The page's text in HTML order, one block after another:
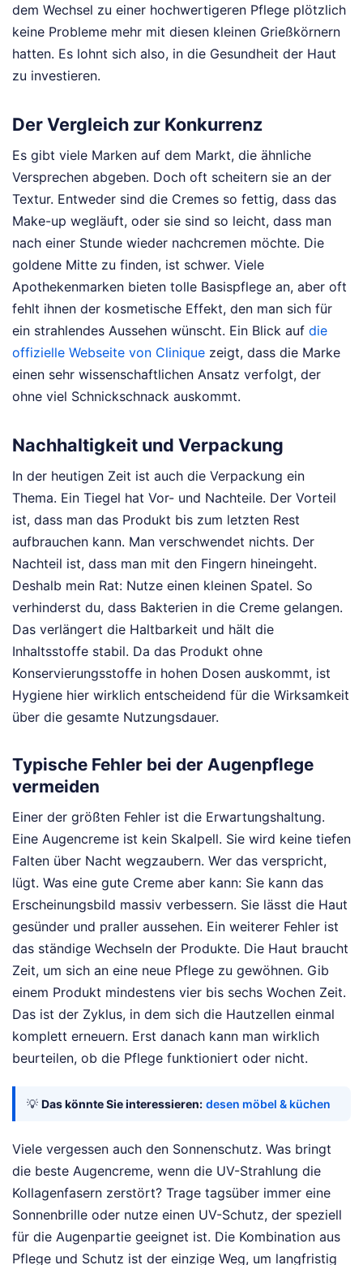
dem Wechsel zu einer hochwertigeren Pflege plötzlich
keine Probleme mehr mit diesen kleinen Grießkörnern
hatten. Es lohnt sich also, in die Gesundheit der Haut
zu investieren.
Der Vergleich zur Konkurrenz
Es gibt viele Marken auf dem Markt, die ähnliche
Versprechen abgeben. Doch oft scheitern sie an der
Textur. Entweder sind die Cremes so fettig, dass das
Make-up wegläuft, oder sie sind so leicht, dass man
nach einer Stunde wieder nachcremen möchte. Die
goldene Mitte zu finden, ist schwer. Viele
Apothekenmarken bieten tolle Basispflege an, aber oft
fehlt ihnen der kosmetische Effekt, den man sich für
ein strahlendes Aussehen wünscht. Ein Blick auf die
offizielle Webseite von Clinique zeigt, dass die Marke
einen sehr wissenschaftlichen Ansatz verfolgt, der
ohne viel Schnickschnack auskommt.
Nachhaltigkeit und Verpackung
In der heutigen Zeit ist auch die Verpackung ein
Thema. Ein Tiegel hat Vor- und Nachteile. Der Vorteil
ist, dass man das Produkt bis zum letzten Rest
aufbrauchen kann. Man verschwendet nichts. Der
Nachteil ist, dass man mit den Fingern hineingeht.
Deshalb mein Rat: Nutze einen kleinen Spatel. So
verhinderst du, dass Bakterien in die Creme gelangen.
Das verlängert die Haltbarkeit und hält die
Inhaltsstoffe stabil. Da das Produkt ohne
Konservierungsstoffe in hohen Dosen auskommt, ist
Hygiene hier wirklich entscheidend für die Wirksamkeit
über die gesamte Nutzungsdauer.
Typische Fehler bei der Augenpflege
vermeiden
Einer der größten Fehler ist die Erwartungshaltung.
Eine Augencreme ist kein Skalpell. Sie wird keine tiefen
Falten über Nacht wegzaubern. Wer das verspricht,
lügt. Was eine gute Creme aber kann: Sie kann das
Erscheinungsbild massiv verbessern. Sie lässt die Haut
gesünder und praller aussehen. Ein weiterer Fehler ist
das ständige Wechseln der Produkte. Die Haut braucht
Zeit, um sich an eine neue Pflege zu gewöhnen. Gib
einem Produkt mindestens vier bis sechs Wochen Zeit.
Das ist der Zyklus, in dem sich die Hautzellen einmal
komplett erneuern. Erst danach kann man wirklich
beurteilen, ob die Pflege funktioniert oder nicht.
💡 Das könnte Sie interessieren: desen möbel & küchen
Viele vergessen auch den Sonnenschutz. Was bringt
die beste Augencreme, wenn die UV-Strahlung die
Kollagenfasern zerstört? Trage tagsüber immer eine
Sonnenbrille oder nutze einen UV-Schutz, der speziell
für die Augenpartie geeignet ist. Die Kombination aus
Pflege und Schutz ist der einzige Weg, um langfristig